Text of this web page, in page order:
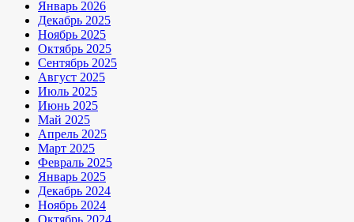
Январь 2026
Декабрь 2025
Ноябрь 2025
Октябрь 2025
Сентябрь 2025
Август 2025
Июль 2025
Июнь 2025
Май 2025
Апрель 2025
Март 2025
Февраль 2025
Январь 2025
Декабрь 2024
Ноябрь 2024
Октябрь 2024